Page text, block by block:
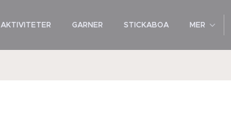
AKTIVITETER GARNER STICKABOA MER